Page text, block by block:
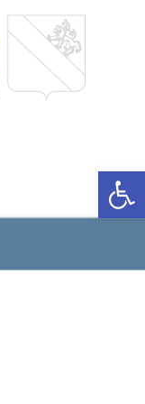
Ouvrir